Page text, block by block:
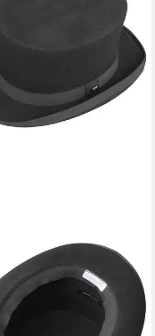
(1-St) Zylinder mit
Made in Germany
€
- in 2-3 Werktagen bei dir